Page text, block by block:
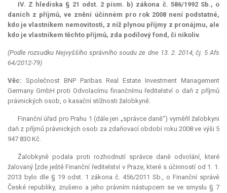
IV. Z hlediska § 21 odst. 2 písm. b) zákona č. 586/1992 Sb., o
daních z příjmů, ve znění účinném pro rok 2008 není podstatné,
kdo je vlastníkem nemovitosti, z níž plynou příjmy z pronájmu, ale
kdo je vlastníkem těchto příjmů, zda podílový fond, či nikoliv.
(Podle rozsudku Nejvyššího správního soudu ze dne 13. 2. 2014, čj. 5 Afs
64/2012-79)
Věc: Společnost BNP Paribas Real Estate Investment Management
Germany GmbH proti Odvolacímu finančnímu ředitelství o daň z příjmů
právnických osob, o kasační stížnosti žalobkyně.
Finanční úřad pro Prahu 1 (dále jen „správce daně“) vyměřil žalobkyni
daň z příjmů právnických osob za zdaňovací období roku 2008 ve výši 5
947 830 Kč.
Žalobkyně podala proti rozhodnutí správce daně odvolání, které
žalovaný [zde ještě Finanční ředitelství v Praze, které s účinností od 1. 1.
2013 bylo dle § 19 odst. 1 zákona č. 456/2011 Sb., o Finanční správě
České republiky, zrušeno a jeho právním nástupcem se ve smyslu § 7